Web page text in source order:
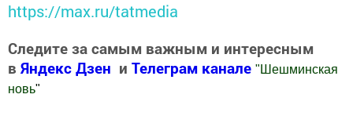
https://max.ru/tatmedia
Следите за самым важным и интересным
в Яндекс Дзен и Телеграм канале " Шешминская
новь"